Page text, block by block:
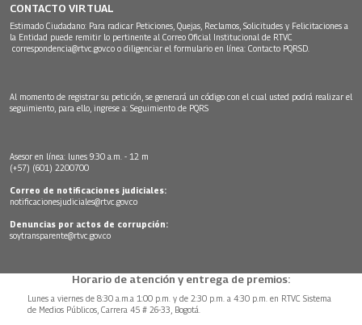
CONTACTO VIRTUAL
Estimado Ciudadano: Para radicar Peticiones, Quejas, Reclamos, Solicitudes y Felicitaciones a
la Entidad puede remitir lo pertinente al Correo Oficial Institucional de RTVC
correspondencia@rtvc.gov.co o diligenciar el formulario en línea: Contacto PQRSD.
Al momento de registrar su petición, se generará un código con el cual usted podrá realizar el
seguimiento, para ello, ingrese a: Seguimiento de PQRS
Asesor en línea: lunes 9:30 a.m. - 12 m
(+57) (601) 2200700
Correo de notificaciones judiciales:
notificacionesjudiciales@rtvc.gov.co
Denuncias por actos de corrupción:
soytransparente@rtvc.gov.co
Horario de atención y entrega de premios:
Lunes a viernes de 8:30 a.m.a 1:00 p.m. y de 2:30 p.m. a 4:30 p.m. en RTVC Sistema
de Medios Públicos, Carrera 45 # 26-33, Bogotá.